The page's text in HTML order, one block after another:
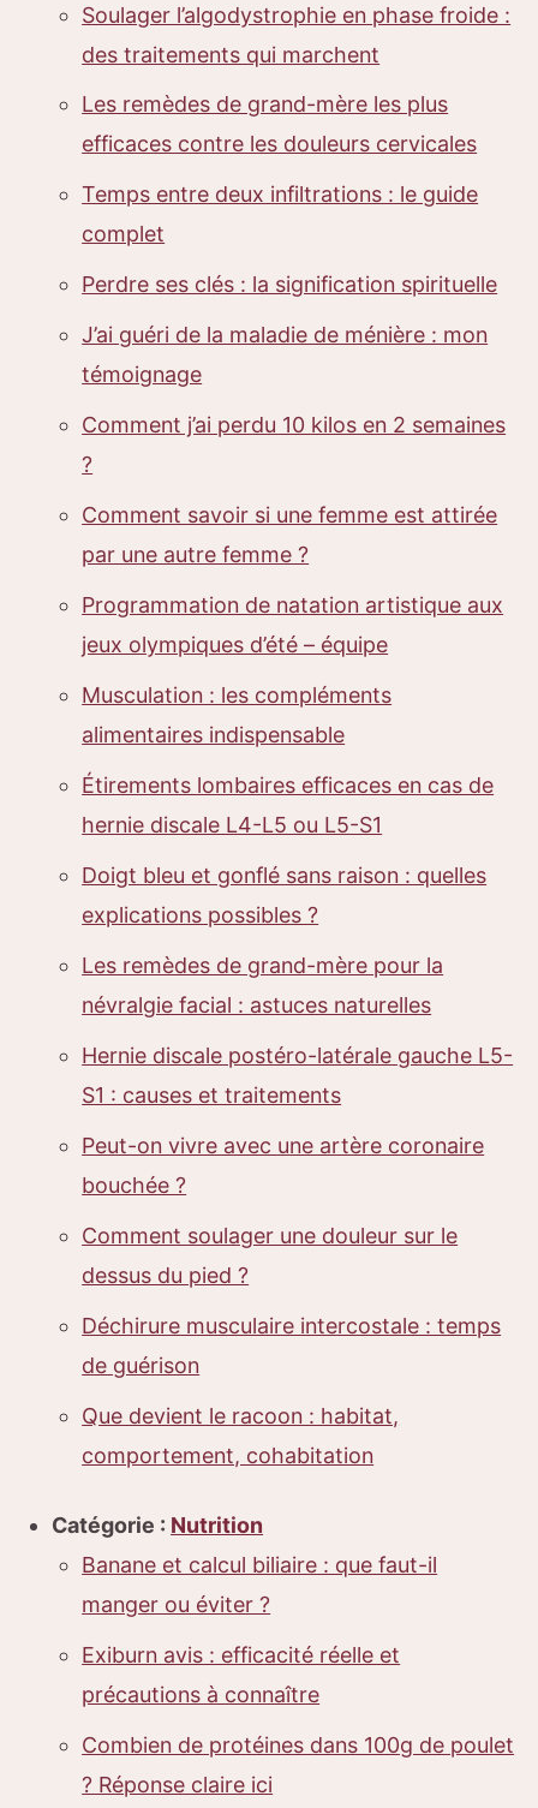
Soulager l’algodystrophie en phase froide :
des traitements qui marchent
Les remèdes de grand-mère les plus
efficaces contre les douleurs cervicales
Temps entre deux infiltrations : le guide
complet
Perdre ses clés : la signification spirituelle
J’ai guéri de la maladie de ménière : mon
témoignage
Comment j’ai perdu 10 kilos en 2 semaines
?
Comment savoir si une femme est attirée
par une autre femme ?
Programmation de natation artistique aux
jeux olympiques d’été – équipe
Musculation : les compléments
alimentaires indispensable
Étirements lombaires efficaces en cas de
hernie discale L4-L5 ou L5-S1
Doigt bleu et gonflé sans raison : quelles
explications possibles ?
Les remèdes de grand-mère pour la
névralgie facial : astuces naturelles
Hernie discale postéro-latérale gauche L5-
S1 : causes et traitements
Peut-on vivre avec une artère coronaire
bouchée ?
Comment soulager une douleur sur le
dessus du pied ?
Déchirure musculaire intercostale : temps
de guérison
Que devient le racoon : habitat,
comportement, cohabitation
Catégorie : Nutrition
Banane et calcul biliaire : que faut-il
manger ou éviter ?
Exiburn avis : efficacité réelle et
précautions à connaître
Combien de protéines dans 100g de poulet
? Réponse claire ici